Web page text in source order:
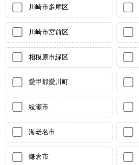
川崎市多摩区
川崎市宮前区
相模原市緑区
愛甲郡愛川町
綾瀬市
海老名市
鎌倉市